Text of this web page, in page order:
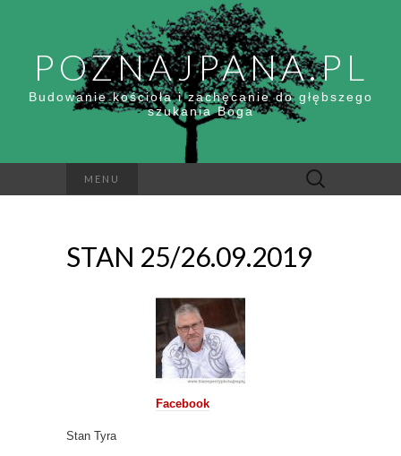
POZNAJPANA.PL
Budowanie kościoła i zachęcanie do głębszego
szukania Boga
MENU Szukaj:
STAN 25/26.09.2019
Facebook
Stan Tyra